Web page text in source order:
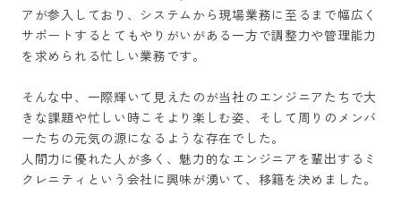
アが参入しており、システムから現場業務に至るまで幅広く
サポートするとてもやりがいがある一方で調整力や管理能力
を求められる忙しい業務です。
そんな中、一際輝いて見えたのが当社のエンジニアたちで大
きな課題や忙しい時こそより楽しむ姿、そして周りのメンバ
ーたちの元気の源になるような存在でした。
人間力に優れた人が多く、魅力的なエンジニアを輩出するミ
クレニティという会社に興味が湧いて、移籍を決めました。